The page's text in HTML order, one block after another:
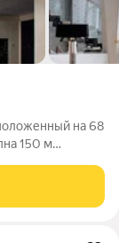
на 68
150 м
потолков